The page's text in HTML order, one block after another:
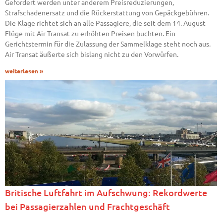
Gefordert werden unter anderem Preisreduzierungen,
Strafschadenersatz und die Rückerstattung von Gepäckgebühren.
Die Klage richtet sich an alle Passagiere, die seit dem 14. August
Flüge mit Air Transat zu erhöhten Preisen buchten. Ein
Gerichtstermin für die Zulassung der Sammelklage steht noch aus.
Air Transat äußerte sich bislang nicht zu den Vorwürfen.
weiterlesen »
Britische Luftfahrt im Aufschwung: Rekordwerte
bei Passagierzahlen und Frachtgeschäft